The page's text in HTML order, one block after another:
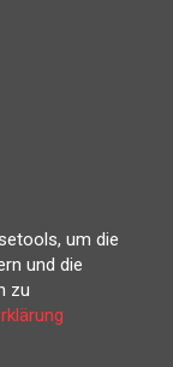
um die
und die
zu